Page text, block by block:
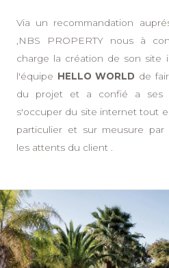
Via un recommandation
,NBS PROPERTY nous à
charge la création de son site
l'équipe HELLO WORLD de
du projet et a confié a ses
s'occuper du site internet tout
particulier et sur meusure
les attents du client .